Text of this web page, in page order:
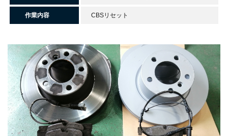
作業内容 CBSリセット